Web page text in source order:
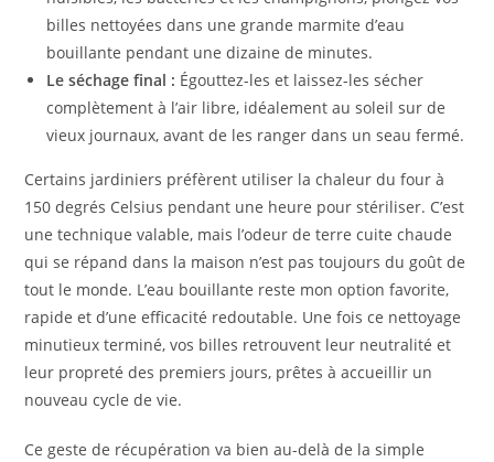
billes nettoyées dans une grande marmite d’eau
bouillante pendant une dizaine de minutes.
Le séchage final : Égouttez-les et laissez-les sécher
complètement à l’air libre, idéalement au soleil sur de
vieux journaux, avant de les ranger dans un seau fermé.
Certains jardiniers préfèrent utiliser la chaleur du four à
150 degrés Celsius pendant une heure pour stériliser. C’est
une technique valable, mais l’odeur de terre cuite chaude
qui se répand dans la maison n’est pas toujours du goût de
tout le monde. L’eau bouillante reste mon option favorite,
rapide et d’une efficacité redoutable. Une fois ce nettoyage
minutieux terminé, vos billes retrouvent leur neutralité et
leur propreté des premiers jours, prêtes à accueillir un
nouveau cycle de vie.
Ce geste de récupération va bien au-delà de la simple